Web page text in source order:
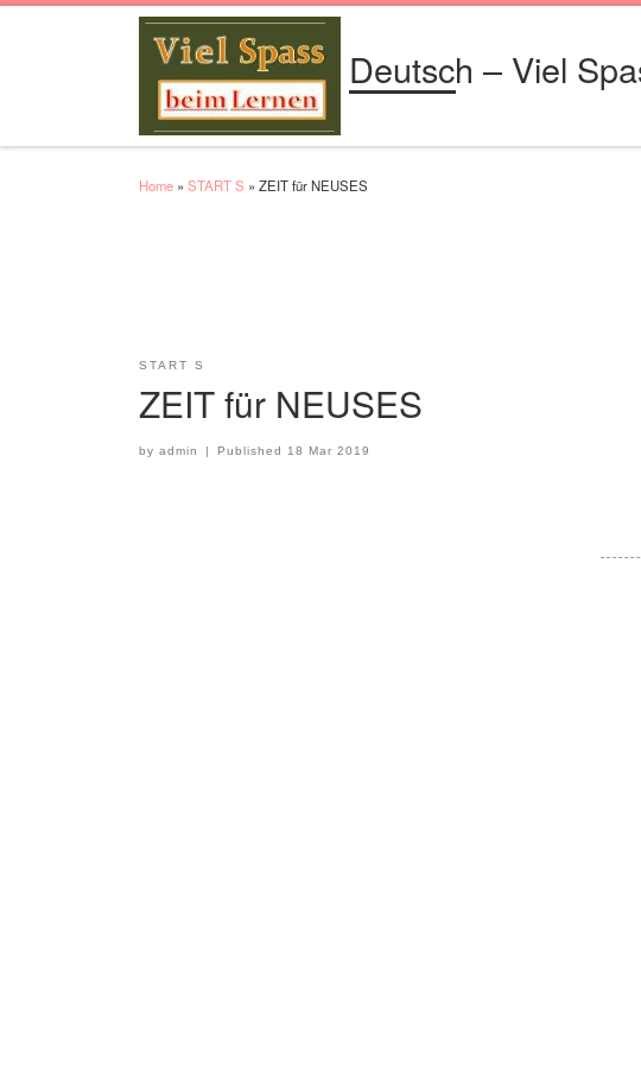
Deutsch – Viel
Home » START S » ZEIT für NEUSES
START S
ZEIT für NEUSES
by admin | Published 18 Mar 2019